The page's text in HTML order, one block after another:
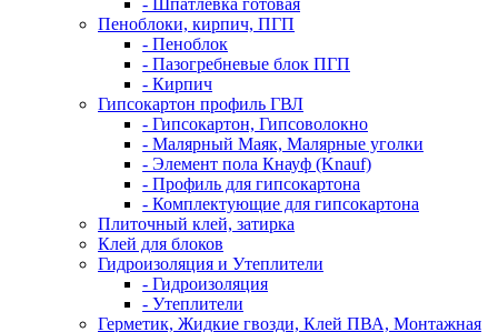
- Шпатлевка готовая
Пеноблоки, кирпич, ПГП
- Пеноблок
- Пазогребневые блок ПГП
- Кирпич
Гипсокартон профиль ГВЛ
- Гипсокартон, Гипсоволокно
- Малярный Маяк, Малярные уголки
- Элемент пола Кнауф (Knauf)
- Профиль для гипсокартона
- Комплектующие для гипсокартона
Плиточный клей, затирка
Клей для блоков
Гидроизоляция и Утеплители
- Гидроизоляция
- Утеплители
Герметик, Жидкие гвозди, Клей ПВА, Монтажная